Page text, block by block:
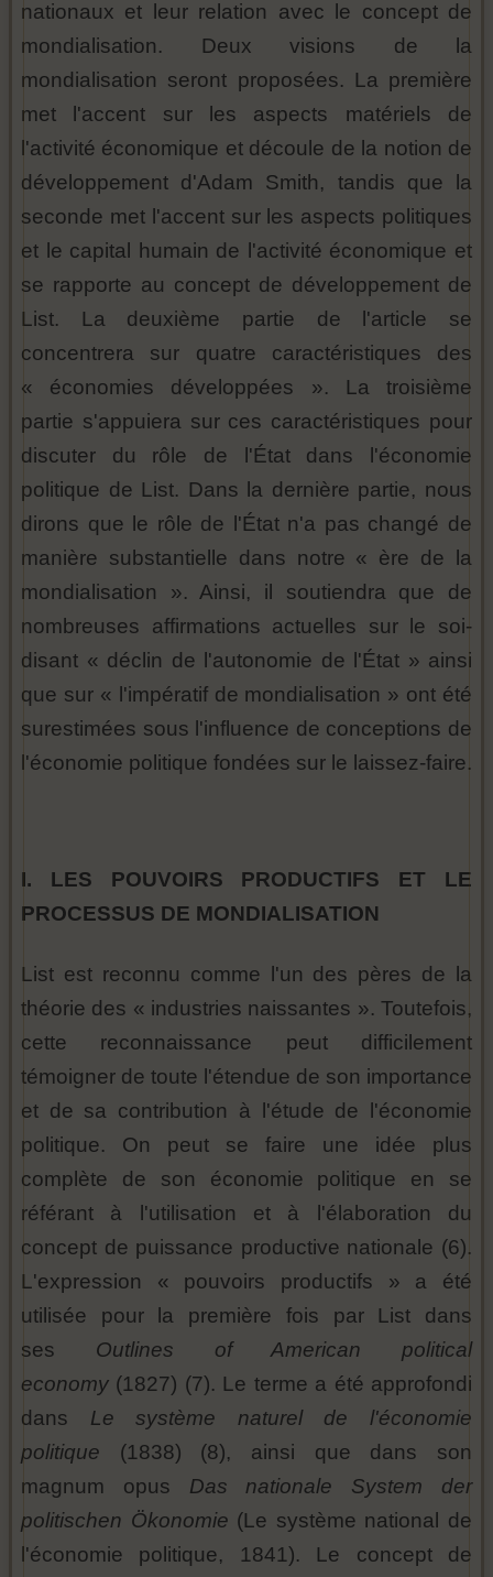
nationaux et leur relation avec le concept de
mondialisation. Deux visions de la
mondialisation seront proposées. La première
met l'accent sur les aspects matériels de
l'activité économique et découle de la notion de
développement d'Adam Smith, tandis que la
seconde met l'accent sur les aspects politiques
et le capital humain de l'activité économique et
se rapporte au concept de développement de
List. La deuxième partie de l'article se
concentrera sur quatre caractéristiques des
« économies développées ». La troisième
partie s'appuiera sur ces caractéristiques pour
discuter du rôle de l'État dans l'économie
politique de List. Dans la dernière partie, nous
dirons que le rôle de l'État n'a pas changé de
manière substantielle dans notre « ère de la
mondialisation ». Ainsi, il soutiendra que de
nombreuses affirmations actuelles sur le soi-
disant « déclin de l'autonomie de l'État » ainsi
que sur « l'impératif de mondialisation » ont été
surestimées sous l'influence de conceptions de
l'économie politique fondées sur le laissez-faire.
I. LES POUVOIRS PRODUCTIFS ET LE
PROCESSUS DE MONDIALISATION
List est reconnu comme l'un des pères de la
théorie des « industries naissantes ». Toutefois,
cette reconnaissance peut difficilement
témoigner de toute l'étendue de son importance
et de sa contribution à l'étude de l'économie
politique. On peut se faire une idée plus
complète de son économie politique en se
référant à l'utilisation et à l'élaboration du
concept de puissance productive nationale (6).
L'expression « pouvoirs productifs » a été
utilisée pour la première fois par List dans
ses Outlines of American political
economy (1827) (7). Le terme a été approfondi
dans Le système naturel de l'économie
politique (1838) (8), ainsi que dans son
magnum opus Das nationale System der
politischen Ökonomie (Le système national de
l'économie politique, 1841). Le concept de